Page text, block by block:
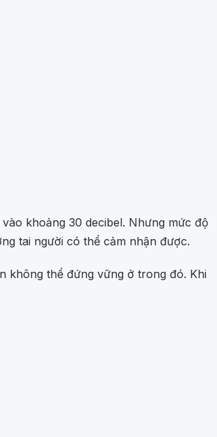
khoảng 30 decibel. Nhưng mức độ
tai người có thể cảm nhận được.
không thể đứng vững ở trong đó. Khi